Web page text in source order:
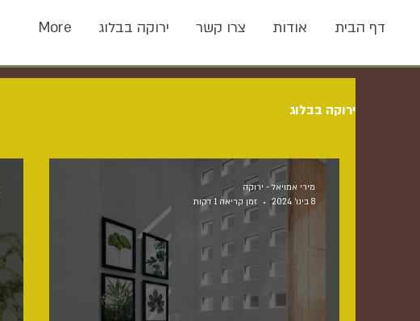
דף הבית אודות צרו קשר ירוקה בבלוג More
ירוקה בבלוג
מירי אמויאל - ירוקה
8 בינו׳ 2024
זמן קריאה 1 דקות